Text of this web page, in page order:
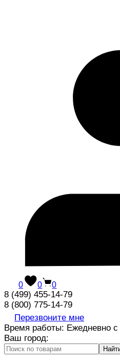
0 0 0
8 (499) 455-14-79
8 (800) 775-14-79
Перезвоните мне
Время работы: Ежедневно с
Ваш город: